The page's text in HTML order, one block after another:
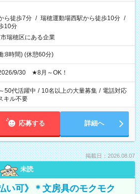
ら徒歩7分 / 瑞穂運動場西駅から徒歩10分 /
10分
瑞穂区にある企業
:8時間) (休憩60分)
2026/9/30 ★8月～OK！
50代活躍中 / 10名以上の大量募集 / 電話対応
キル不要
応募する 詳細へ
掲載日：2026.08.07
未読
い可》＊文房具のモクモク